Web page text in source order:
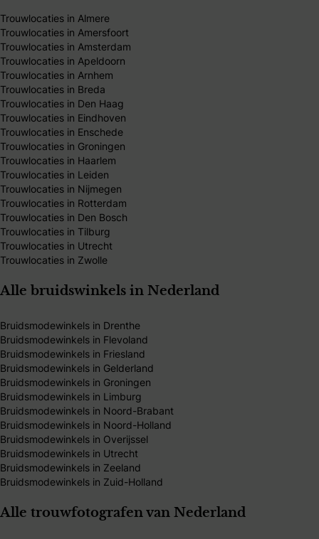
Trouwlocaties in Almere
Trouwlocaties in Amersfoort
Trouwlocaties in Amsterdam
Trouwlocaties in Apeldoorn
Trouwlocaties in Arnhem
Trouwlocaties in Breda
Trouwlocaties in Den Haag
Trouwlocaties in Eindhoven
Trouwlocaties in Enschede
Trouwlocaties in Groningen
Trouwlocaties in Haarlem
Trouwlocaties in Leiden
Trouwlocaties in Nijmegen
Trouwlocaties in Rotterdam
Trouwlocaties in Den Bosch
Trouwlocaties in Tilburg
Trouwlocaties in Utrecht
Trouwlocaties in Zwolle
Alle bruidswinkels in Nederland
Bruidsmodewinkels in Drenthe
Bruidsmodewinkels in Flevoland
Bruidsmodewinkels in Friesland
Bruidsmodewinkels in Gelderland
Bruidsmodewinkels in Groningen
Bruidsmodewinkels in Limburg
Bruidsmodewinkels in Noord-Brabant
Bruidsmodewinkels in Noord-Holland
Bruidsmodewinkels in Overijssel
Bruidsmodewinkels in Utrecht
Bruidsmodewinkels in Zeeland
Bruidsmodewinkels in Zuid-Holland
Alle trouwfotografen van Nederland